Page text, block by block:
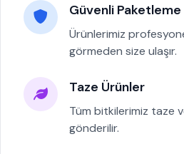
Güvenli Paketleme
Ürünlerimiz
görmeden size ulaşır.
Taze Ürünler
Tüm bitkilerimiz taze
gönderilir.